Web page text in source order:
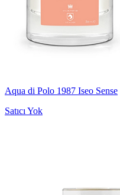
Aqua di Polo 1987 Iseo Sense
Satıcı Yok